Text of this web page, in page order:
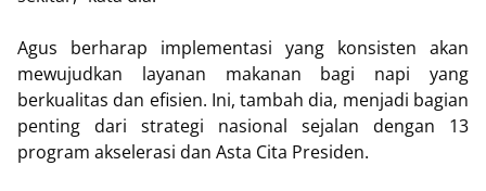
Agus berharap implementasi yang konsisten akan
mewujudkan layanan makanan bagi napi yang
berkualitas dan efisien. Ini, tambah dia, menjadi bagian
penting dari strategi nasional sejalan dengan 13
program akselerasi dan Asta Cita Presiden.